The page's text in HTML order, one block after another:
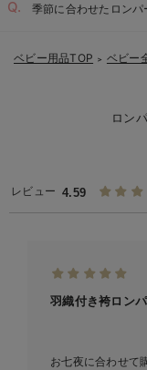
季節に合わせたロンパ
ベビー用品TOP ＞ ベビー
ロン
レビュー 4.59
羽織付き袴ロン
お七夜に合わせて